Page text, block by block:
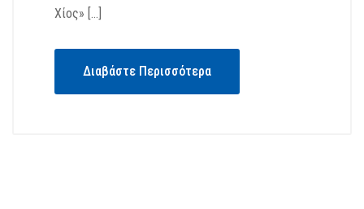
Χίος» […]
Διαβάστε Περισσότερα